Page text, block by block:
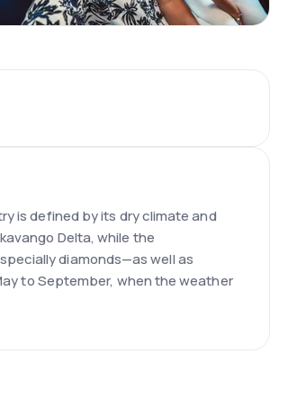
is defined by its dry climate and
Delta, while the
diamonds—as well as
to September, when the weather